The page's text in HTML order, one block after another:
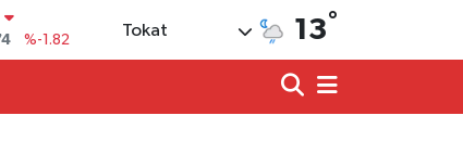
%-1.82
Tokat 13°